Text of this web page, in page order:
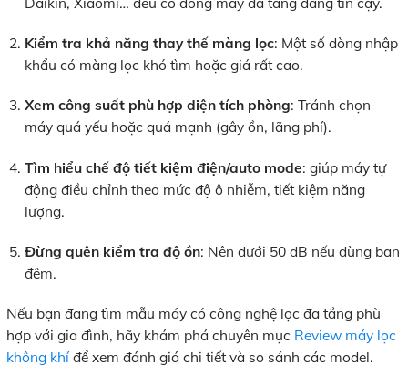
Kiểm tra khả năng thay thế màng lọc: Một số dòng nhập
khẩu có màng lọc khó tìm hoặc giá rất cao.
Xem công suất phù hợp diện tích phòng: Tránh chọn
máy quá yếu hoặc quá mạnh (gây ồn, lãng phí).
Tìm hiểu chế độ tiết kiệm điện/auto mode: giúp máy tự
động điều chỉnh theo mức độ ô nhiễm, tiết kiệm năng
lượng.
Đừng quên kiểm tra độ ồn: Nên dưới 50 dB nếu dùng ban
đêm.
Nếu bạn đang tìm mẫu máy có công nghệ lọc đa tầng phù
hợp với gia đình, hãy khám phá chuyên mục Review máy lọc
không khíđể xem đánh giá chi tiết và so sánh các model.